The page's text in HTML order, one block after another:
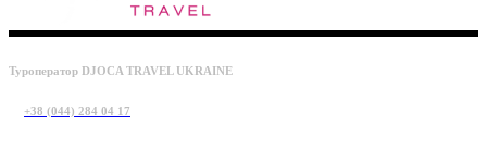
Туроператор DJOCA TRAVEL UKRAINE
+38 (044) 284 04 17